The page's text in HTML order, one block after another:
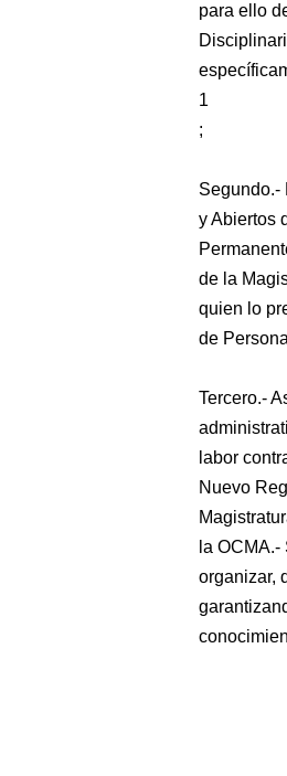
para ello
1
;
Segundo.-
y Abiertos
de la
quien lo
de
Tercero.-
labor
Nuevo
la
organizar,